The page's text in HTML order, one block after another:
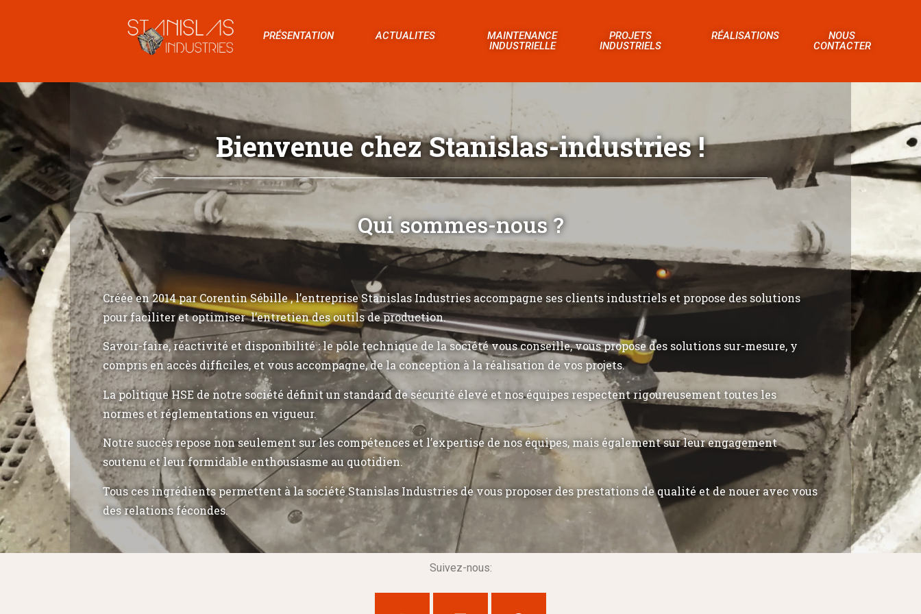
PRÉSENTATION ACTUALITES
MAINTENANCE
INDUSTRIELLE
PROJETS
INDUSTRIELS
RÉALISATIONS
NOUS
CONTACTER
Bienvenue chez Stanislas-industries !
Qui sommes-nous ?
Créée en 2014 par Corentin Sébille , l’entreprise Stanislas Industries accompagne ses clients industriels et propose des solutions
pour faciliter et optimiser l’entretien des outils de production.
Savoir-faire, réactivité et disponibilité : le pôle technique de la société vous conseille, vous propose des solutions sur-mesure, y
compris en accès difficiles, et vous accompagne, de la conception à la réalisation de vos projets.
La politique HSE de notre société définit un standard de sécurité élevé et nos équipes respectent rigoureusement toutes les
normes et réglementations en vigueur.
Notre succès repose non seulement sur les compétences et l’expertise de nos équipes, mais également sur leur engagement
soutenu et leur formidable enthousiasme au quotidien.
Tous ces ingrédients permettent à la société Stanislas Industries de vous proposer des prestations de qualité et de nouer avec vous
des relations fécondes.
Suivez-nous: